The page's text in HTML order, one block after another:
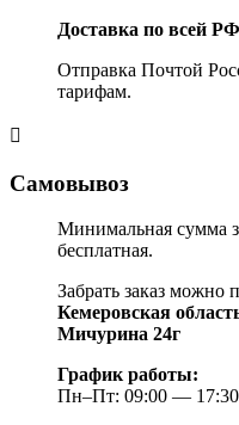
Доставка по всей
Отправка Почтой
тарифам.
Самовывоз
Минимальная сумма
бесплатная.
Забрать заказ можно
Кемеровская
Мичурина 24г
График работы:
Пн–Пт: 09:00 — 17:30